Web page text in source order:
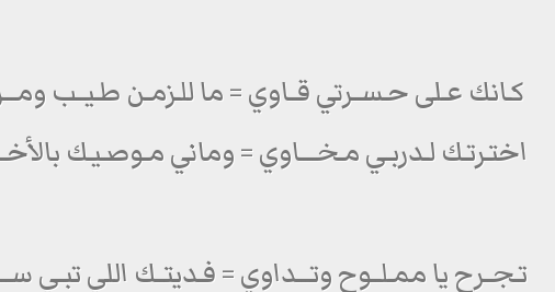
كـانك عـلى حـســرتي قــاوي = ما للـزمـن طـيــب
اختـرتـك لـدربـي مـخــــاوي = وماني مـوصـيـك
تـجــرح يا ممـلــوح وتـــداوي = فـديتــك اللي تبـي